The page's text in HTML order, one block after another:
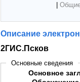
Описание
2ГИС.Псков
Основные сведения
Основное